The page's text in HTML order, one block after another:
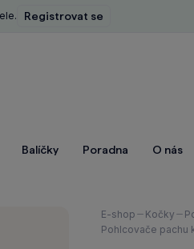
Registrovat se
Balíčky Poradna O nás
Nacházíte
se
E-shop Kočky
Pohlcovače pachu